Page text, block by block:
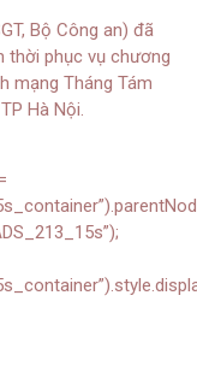
Bộ Công an) đã
thời phục vụ chương
mạng Tháng Tám
Hà Nội.